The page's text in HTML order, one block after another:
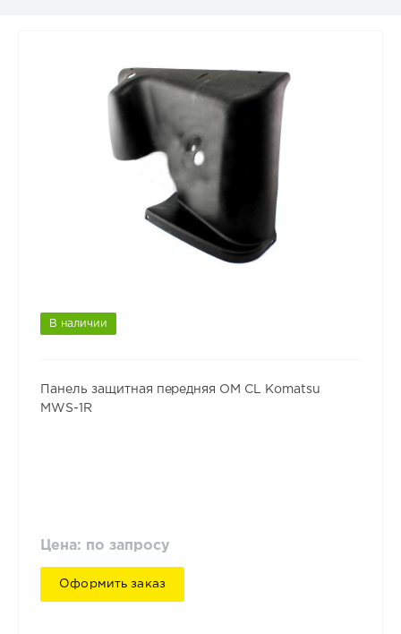
В наличии
Панель защитная передняя OM CL Komatsu
MWS-1R
Цена: по запросу
Оформить заказ